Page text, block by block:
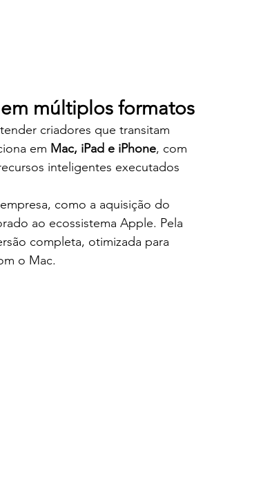
múltiplos formatos
criadores que transitam
em Mac, iPad e iPhone, com
inteligentes executados
como a aquisição do
ao ecossistema Apple. Pela
completa, otimizada para
o Mac.